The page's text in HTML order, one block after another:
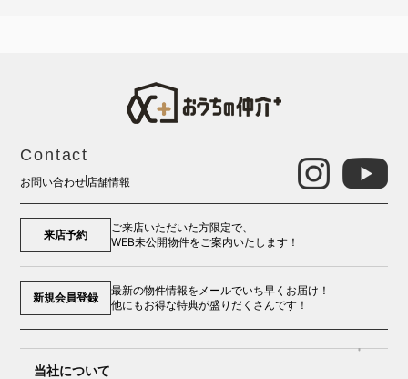
Contact
お問い合わせ 店舗情報
来店予約
ご来店いただいた方限定で、
WEB未公開物件をご案内いたします！
新規会員登録
最新の物件情報をメールでいち早くお届け！
他にもお得な特典が盛りだくさんです！
当社について